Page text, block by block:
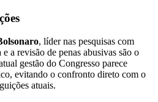
, líder nas pesquisas com
a revisão de penas abusivas são o
gestão do Congresso parece
evitando o confronto direto com o
atuais.